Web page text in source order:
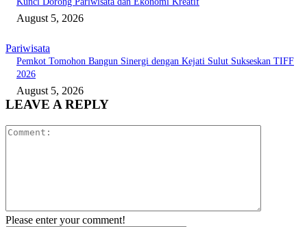
August 5, 2026
Pariwisata
Pemkot Tomohon Bangun Sinergi dengan Kejati Sulut Sukseskan TIFF
2026
August 5, 2026
LEAVE A REPLY
Please enter your comment!